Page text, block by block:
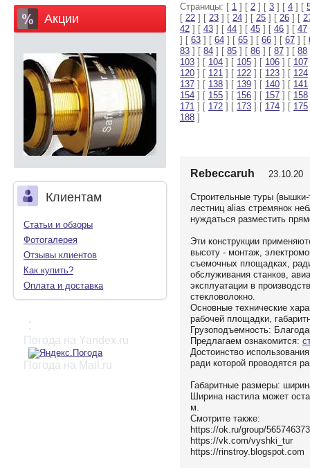
Акции
Клиентам
Статьи и обзоры
Фотогалерея
Отзывы клиентов
Как купить?
Оплата и доставка
:
Погода на Yandex.ru
Погода на Mail.ru
Страницы: [ 1 ] [ 2 ] [ 3 ] [ 4 ] [
[ 22 ] [ 23 ] [ 24 ] [ 25 ] [ 26 ] [
42 ] [ 43 ] [ 44 ] [ 45 ] [ 46 ] [ 47
] [ 63 ] [ 64 ] [ 65 ] [ 66 ] [ 67 ] [
83 ] [ 84 ] [ 85 ] [ 86 ] [ 87 ] [ 88
103 ] [ 104 ] [ 105 ] [ 106 ] [ 107
120 ] [ 121 ] [ 122 ] [ 123 ] [ 124
137 ] [ 138 ] [ 139 ] [ 140 ] [ 141
154 ] [ 155 ] [ 156 ] [ 157 ] [ 158
171 ] [ 172 ] [ 173 ] [ 174 ] [ 175
188 ]
Rebeccaruh 23.10.20
Строительные туры
лестниц alias стремянок
нуждаться разместить
Эти конструкции
высоту - монтаж,
съемочных площадках,
обслуживания станков,
эксплуатации в
стекловолокно.
Основные технические
рабочей площадки,
Грузоподъемность:
Предлагаем ознакомится:
Достоинство
ради которой проводятся
Габаритные размеры:
Ширина настила может
м.
Смотрите также:
https://ok.ru/group/
https://vk.com/vyshki_tur
https://rinstroy.blogspot.com